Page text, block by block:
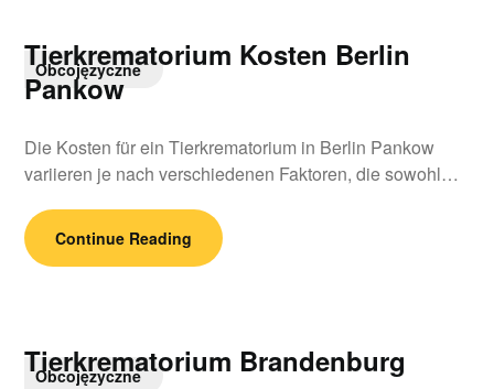
Obcojęzyczne
Tierkrematorium Kosten Berlin
Pankow
Die Kosten für ein Tierkrematorium in Berlin Pankow
variieren je nach verschiedenen Faktoren, die sowohl…
Continue Reading
Obcojęzyczne
Tierkrematorium Brandenburg